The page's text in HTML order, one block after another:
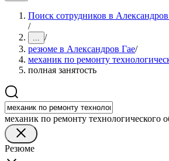
Поиск сотрудников в
/
... /
резюме в Александров Гае/
механик по ремонту
полная занятость
механик по ремонту технологического
Резюме